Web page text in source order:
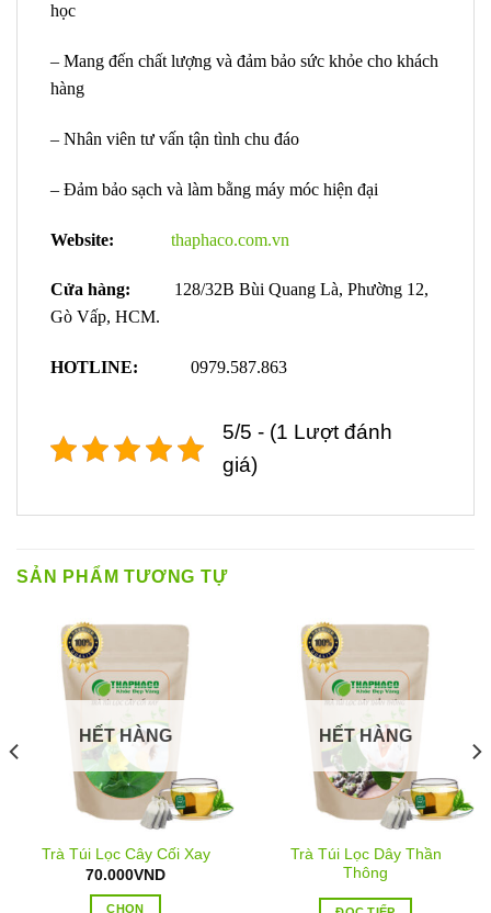
học
– Mang đến chất lượng và đảm bảo sức khỏe cho khách
hàng
– Nhân viên tư vấn tận tình chu đáo
– Đảm bảo sạch và làm bằng máy móc hiện đại
Website: thaphaco.com.vn
Cửa hàng: 128/32B Bùi Quang Là, Phường 12,
Gò Vấp, HCM.
HOTLINE: 0979.587.863
5/5 - (1 Lượt đánh
giá)
SẢN PHẨM TƯƠNG TỰ
HẾT HÀNG
Trà Túi Lọc Cây Cối Xay
70.000VND
CHỌN
HẾT HÀNG
Trà Túi Lọc Dây Thần
Thông